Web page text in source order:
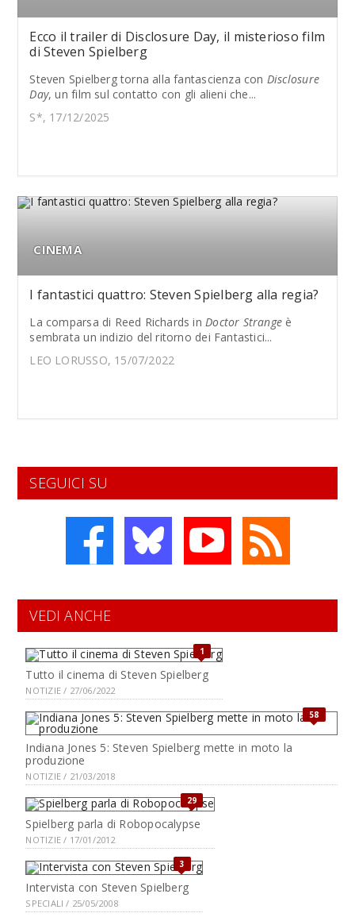
Ecco il trailer di Disclosure Day, il misterioso film
di Steven Spielberg
Steven Spielberg torna alla fantascienza con Disclosure
Day, un film sul contatto con gli alieni che...
S*, 17/12/2025
CINEMA
I fantastici quattro: Steven Spielberg alla regia?
La comparsa di Reed Richards in Doctor Strange è
sembrata un indizio del ritorno dei Fantastici...
LEO LORUSSO, 15/07/2022
SEGUICI SU
VEDI ANCHE
1
Tutto il cinema di Steven Spielberg
NOTIZIE / 27/06/2022
58
Indiana Jones 5: Steven Spielberg mette in moto la
produzione
NOTIZIE / 21/03/2018
29
Spielberg parla di Robopocalypse
NOTIZIE / 17/01/2012
3
Intervista con Steven Spielberg
SPECIALI / 25/05/2008